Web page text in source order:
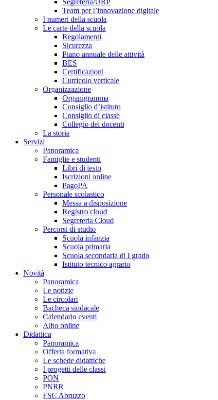
Segreteria/URP
Team per l’innovazione digitale
I numeri della scuola
Le carte della scuola
Regolamenti
Sicurezza
Piano annuale delle attività
BES
Certificazioni
Curricolo verticale
Organizzazione
Organigramma
Consiglio d’istituto
Consiglio di classe
Collegio dei docenti
La storia
Servizi
Panoramica
Famiglie e studenti
Libri di testo
Iscrizioni online
PagoPA
Personale scolastico
Messa a disposizione
Registro cloud
Segreteria Cloud
Percorsi di studio
Scuola infanzia
Scuola primaria
Scuola secondaria di I grado
Istituto tecnico agrario
Novità
Panoramica
Le notizie
Le circolari
Bacheca sindacale
Calendario eventi
Albo online
Didattica
Panoramica
Offerta formativa
Le schede didattiche
I progetti delle classi
PON
PNRR
FSC Abruzzo